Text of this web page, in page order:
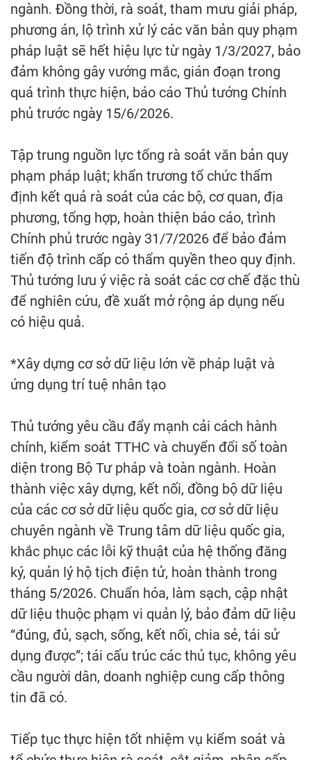
ngành. Đồng thời, rà soát, tham mưu giải pháp,
phương án, lộ trình xử lý các văn bản quy phạm
pháp luật sẽ hết hiệu lực từ ngày 1/3/2027, bảo
đảm không gây vướng mắc, gián đoạn trong
quá trình thực hiện, báo cáo Thủ tướng Chính
phủ trước ngày 15/6/2026.
Tập trung nguồn lực tổng rà soát văn bản quy
phạm pháp luật; khẩn trương tổ chức thẩm
định kết quả rà soát của các bộ, cơ quan, địa
phương, tổng hợp, hoàn thiện báo cáo, trình
Chính phủ trước ngày 31/7/2026 để bảo đảm
tiến độ trình cấp có thẩm quyền theo quy định.
Thủ tướng lưu ý việc rà soát các cơ chế đặc thù
để nghiên cứu, đề xuất mở rộng áp dụng nếu
có hiệu quả.
*Xây dựng cơ sở dữ liệu lớn về pháp luật và
ứng dụng trí tuệ nhân tạo
Thủ tướng yêu cầu đẩy mạnh cải cách hành
chính, kiểm soát TTHC và chuyển đổi số toàn
diện trong Bộ Tư pháp và toàn ngành. Hoàn
thành việc xây dựng, kết nối, đồng bộ dữ liệu
của các cơ sở dữ liệu quốc gia, cơ sở dữ liệu
chuyên ngành về Trung tâm dữ liệu quốc gia,
khắc phục các lỗi kỹ thuật của hệ thống đăng
ký, quản lý hộ tịch điện tử, hoàn thành trong
tháng 5/2026. Chuẩn hóa, làm sạch, cập nhật
dữ liệu thuộc phạm vi quản lý, bảo đảm dữ liệu
“đúng, đủ, sạch, sống, kết nối, chia sẻ, tái sử
dụng được”; tái cấu trúc các thủ tục, không yêu
cầu người dân, doanh nghiệp cung cấp thông
tin đã có.
Tiếp tục thực hiện tốt nhiệm vụ kiểm soát và